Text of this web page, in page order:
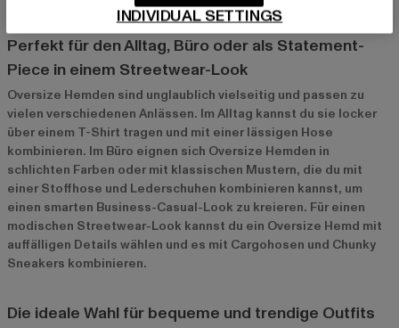
Oversize Hemden für verschiedene Anlässe
Perfekt für den Alltag, Büro oder als Statement-
Piece in einem Streetwear-Look
Oversize Hemden sind unglaublich vielseitig und passen zu
vielen verschiedenen Anlässen. Im Alltag kannst du sie locker
über einem T-Shirt tragen und mit einer lässigen Hose
kombinieren. Im Büro eignen sich Oversize Hemden in
schlichten Farben oder mit klassischen Mustern, die du mit
einer Stoffhose und Lederschuhen kombinieren kannst, um
einen smarten Business-Casual-Look zu kreieren. Für einen
modischen Streetwear-Look kannst du ein Oversize Hemd mit
auffälligen Details wählen und es mit Cargohosen und Chunky
Sneakers kombinieren.
Die ideale Wahl für bequeme und trendige Outfits
INDIVIDUAL SETTINGS